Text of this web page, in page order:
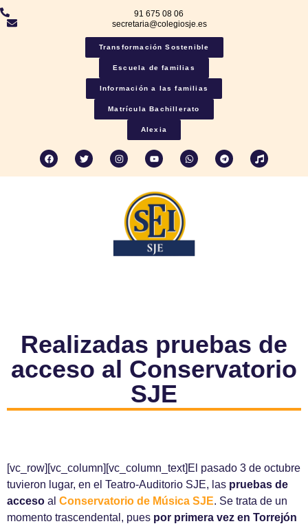
91 675 08 06
secretaria@colegiosje.es
Transformación Sostenible
Escuela de familias
Información a las familias
Matrícula Bachillerato
Alexia
Realizadas pruebas de
acceso al Conservatorio
SJE
[vc_row][vc_column][vc_column_text]El pasado 3 de octubre
tuvieron lugar, en el Teatro-Auditorio SJE, las pruebas de
acceso al Conservatorio de Música SJE. Se trata de un
momento trascendental, pues por primera vez en Torrejón